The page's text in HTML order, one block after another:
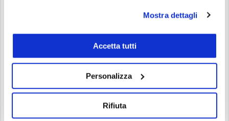
Mostra dettagli
Accetta tutti
Personalizza
Rifiuta
Come proteggersi dalla
La chiave per affrontare con professionalità il
rischio di liquidazione, sia esso sui futures o su
protocolli di lending, ègestire attentamente la
propria esposizione al rischio. Dobbiamo essere
consapevoli, a monte, di quanto siamo disposti a
perdere in ogni operazione, e agire in modo